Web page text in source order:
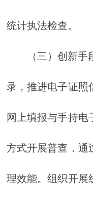
统计执法检查。
（三）创新
录，推进电子证照
网上填报与手持电
方式开展普查，通
理效能。组织开展